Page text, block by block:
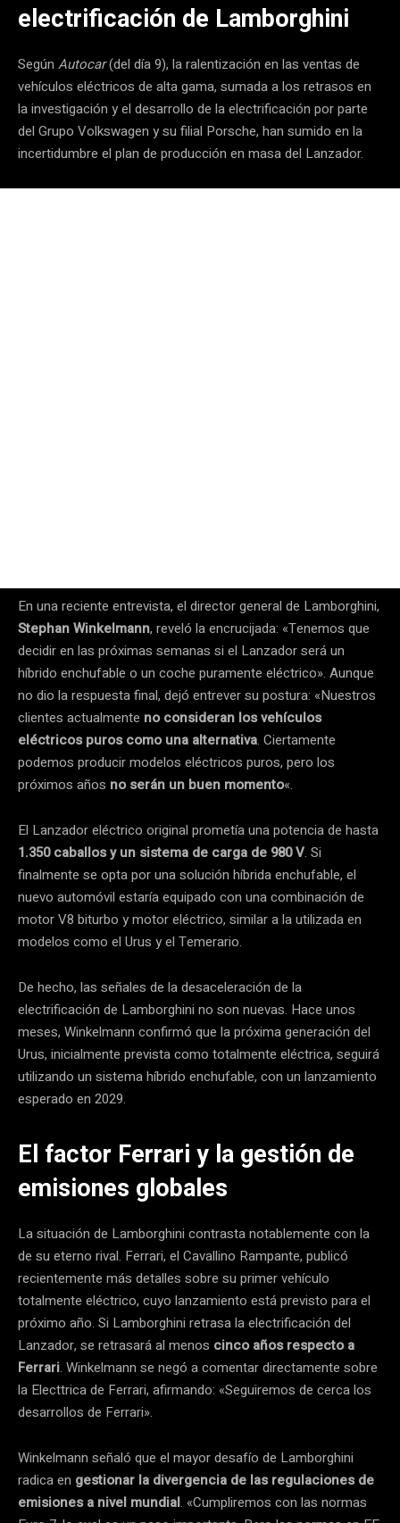
electrificación de Lamborghini
Según Autocar(del día 9), la ralentización en las ventas de
vehículos eléctricos de alta gama, sumada a los retrasos en
la investigación y el desarrollo de la electrificación por parte
del Grupo Volkswagen y su filial Porsche, han sumido en la
incertidumbre el plan de producción en masa del Lanzador.
En una reciente entrevista, el director general de Lamborghini,
Stephan Winkelmann, reveló la encrucijada: «Tenemos que
decidir en las próximas semanas si el Lanzador será un
híbrido enchufable o un coche puramente eléctrico». Aunque
no dio la respuesta final, dejó entrever su postura: «Nuestros
clientes actualmente no consideran los vehículos
eléctricos puros como una alternativa. Ciertamente
podemos producir modelos eléctricos puros, pero los
próximos años no serán un buen momento«.
El Lanzador eléctrico original prometía una potencia de hasta
1.350 caballos y un sistema de carga de 980 V. Si
finalmente se opta por una solución híbrida enchufable, el
nuevo automóvil estaría equipado con una combinación de
motor V8 biturbo y motor eléctrico, similar a la utilizada en
modelos como el Urus y el Temerario.
De hecho, las señales de la desaceleración de la
electrificación de Lamborghini no son nuevas. Hace unos
meses, Winkelmann confirmó que la próxima generación del
Urus, inicialmente prevista como totalmente eléctrica, seguirá
utilizando un sistema híbrido enchufable, con un lanzamiento
esperado en 2029.
El factor Ferrari y la gestión de
emisiones globales
La situación de Lamborghini contrasta notablemente con la
de su eterno rival. Ferrari, el Cavallino Rampante, publicó
recientemente más detalles sobre su primer vehículo
totalmente eléctrico, cuyo lanzamiento está previsto para el
próximo año. Si Lamborghini retrasa la electrificación del
Lanzador, se retrasará al menos cinco años respecto a
Ferrari. Winkelmann se negó a comentar directamente sobre
la Electtrica de Ferrari, afirmando: «Seguiremos de cerca los
desarrollos de Ferrari».
Winkelmann señaló que el mayor desafío de Lamborghini
radica en gestionar la divergencia de las regulaciones de
emisiones a nivel mundial. «Cumpliremos con las normas